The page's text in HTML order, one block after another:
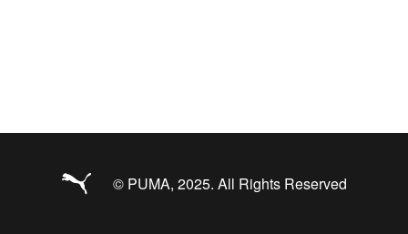
© PUMA, 2025. All Rights Reserved